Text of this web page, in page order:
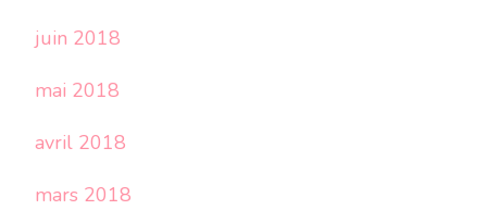
juin 2018
mai 2018
avril 2018
mars 2018